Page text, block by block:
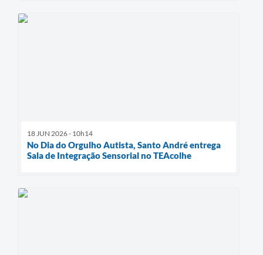
18 JUN 2026 - 10h14
No Dia do Orgulho Autista, Santo André entrega
Sala de Integração Sensorial no TEAcolhe